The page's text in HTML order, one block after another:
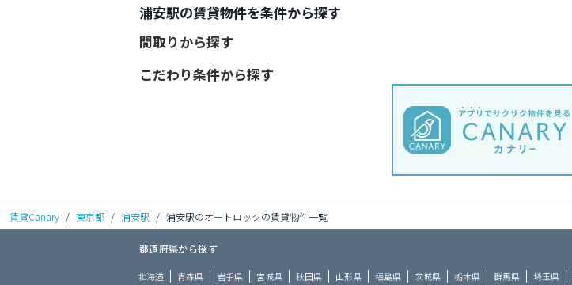
浦安駅の賃貸物件を条件から探す
間取りから探す
こだわり条件から探す
賃貸Canary / 東京都 / 浦安駅 / 浦安駅のオートロックの賃貸物件一覧
都道府県から探す
北海道 青森県 岩手県 宮城県 秋田県 山形県 福島県 茨城県 栃木県 群馬県 埼玉県